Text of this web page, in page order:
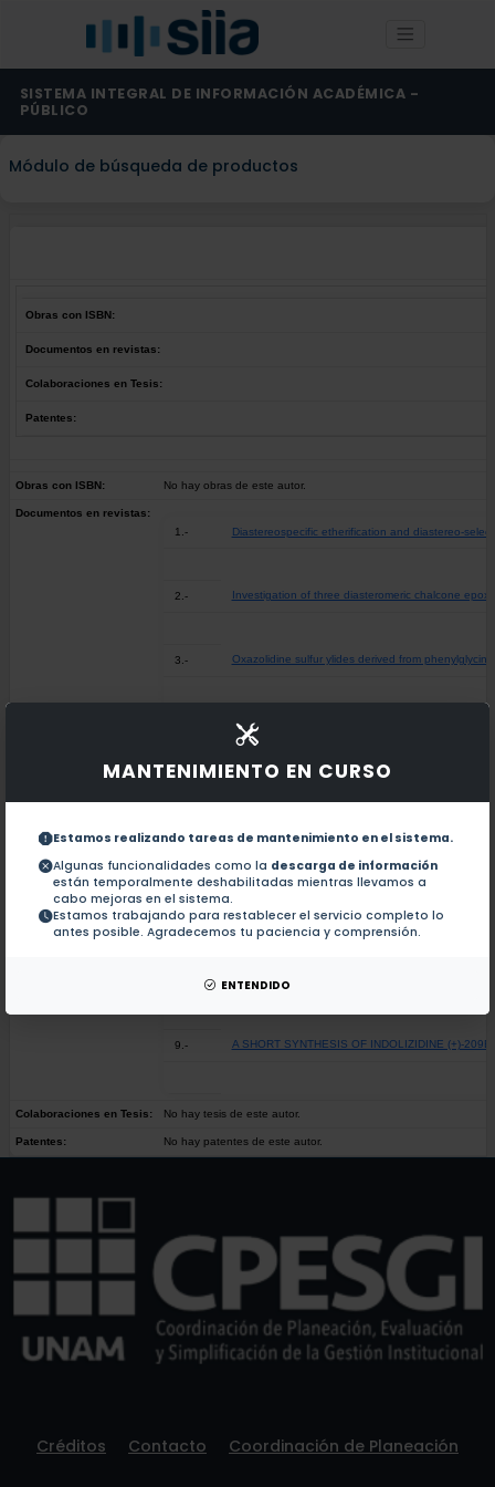
MANTENIMIENTO EN CURSO
Estamos realizando tareas de mantenimiento en el sistema.
Algunas funcionalidades como la descarga de información
están temporalmente deshabilitadas mientras llevamos a
cabo mejoras en el sistema.
Estamos trabajando para restablecer el servicio completo lo
antes posible. Agradecemos tu paciencia y comprensión.
ENTENDIDO
SISTEMA INTEGRAL DE INFORMACIÓN ACADÉMICA -
PÚBLICO
Módulo de búsqueda de productos
Obras con ISBN:
Documentos en revistas:
Colaboraciones en Tesis:
Patentes:
Obras con ISBN: No hay obras de este autor.
Documentos en revistas:
1.-
Diastereospecific etherification and diastereo-
2.- Investigation of three diasteromeric chalcone
3.- Oxazolidine sulfur ylides derived from
Diastereoselective synthesis of aryl and alkyl
7.- Diastereoselective arylation of enantiopure 3-
Chemodivergent Synthesis of 7-Aryl/alkyl-6-
9.- A SHORT SYNTHESIS OF INDOLIZIDINE (+)-
Colaboraciones en Tesis: No hay tesis de este autor.
Patentes: No hay patentes de este autor.
Créditos Contacto Coordinación de Planeación